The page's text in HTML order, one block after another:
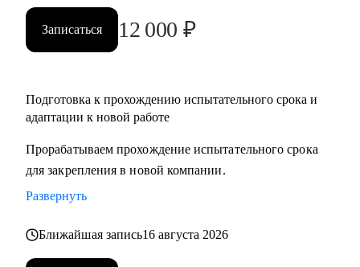
Записаться 12 000 ₽
Подготовка к прохождению испытательного срока и
адаптации к новой работе
Прорабатываем прохождение испытательного срока
для закрепления в новой компании.
Развернуть
Ближайшая запись16 августа 2026